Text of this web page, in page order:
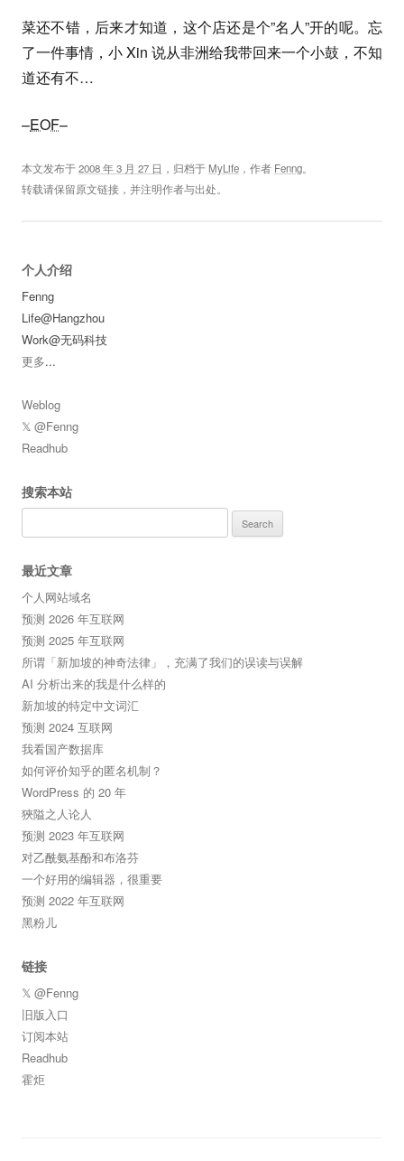
菜还不错，后来才知道，这个店还是个”名人”开的呢。忘
了一件事情，小 Xin 说从非洲给我带回来一个小鼓，不知
道还有不…
–EOF–
本文发布于2008 年 3 月 27 日 ，归档于 MyLife ，作者 Fenng。
转载请保留原文链接，并注明作者与出处。
个人介绍
Fenng
Life@Hangzhou
Work@无码科技
更多...
Weblog
𝕏 @Fenng
Readhub
搜索本站
for:
最近文章
个人网站域名
预测 2026 年互联网
预测 2025 年互联网
所谓「新加坡的神奇法律」，充满了我们的误读与误解
AI 分析出来的我是什么样的
新加坡的特定中文词汇
预测 2024 互联网
我看国产数据库
如何评价知乎的匿名机制？
WordPress 的 20 年
狹隘之人论人
预测 2023 年互联网
对乙酰氨基酚和布洛芬
一个好用的编辑器，很重要
预测 2022 年互联网
黑粉儿
链接
𝕏 @Fenng
旧版入口
订阅本站
Readhub
霍炬